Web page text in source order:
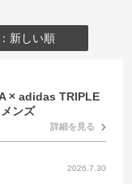
新しい順
× adidas TRIPLE
ンズ
詳細を見る
2026.7.30